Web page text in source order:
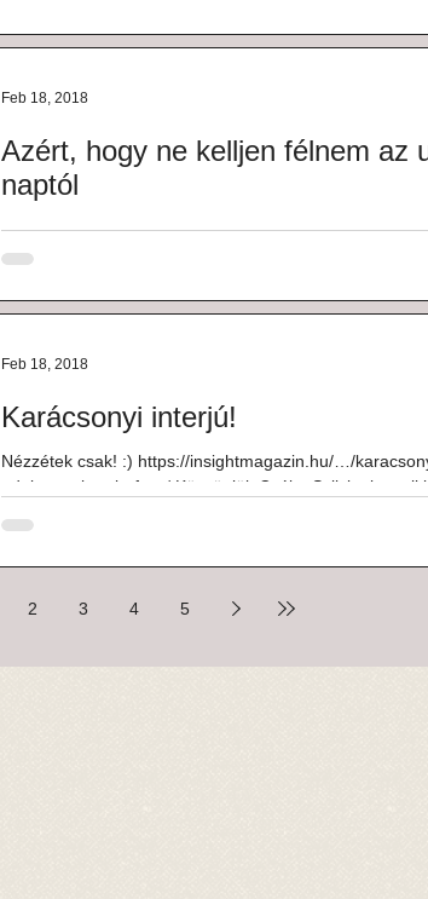
Azért, hogy ne kelljen félnem az
naptól
(na, ez most nagyon jó mélyről jött ki, nagyon bennem
minden gondolata, és ha ma délután nem ülhetek le egy
Feb 18, 2018
Karácsonyi interjú!
Nézzétek csak! :) https://insightmagazin.hu/…/
adakozas-interju-fa…/ Köszönjük Csóka Szilvinek, a
Feb 18, 2018
2 3 4 5